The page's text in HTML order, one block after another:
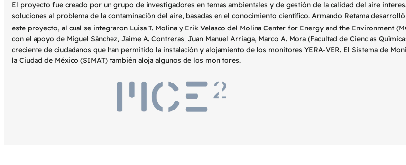
El proyecto fue creado por un grupo de investigadores en temas ambientales y de gestión de la calidad del aire
soluciones al problema de la contaminación del aire, basadas en el conocimiento científico. Armando Retama
este proyecto, al cual se integraron Luisa T. Molina y Erik Velasco del Molina Center for Energy and the Environment
con el apoyo de Miguel Sánchez, Jaime A. Contreras, Juan Manuel Arriaga, Marco A. Mora (Facultad de Ciencias
creciente de ciudadanos que han permitido la instalación y alojamiento de los monitores YERA-VER. El Sistema de
la Ciudad de México (SIMAT) también aloja algunos de los monitores.